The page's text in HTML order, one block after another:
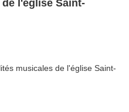
l'église Saint-